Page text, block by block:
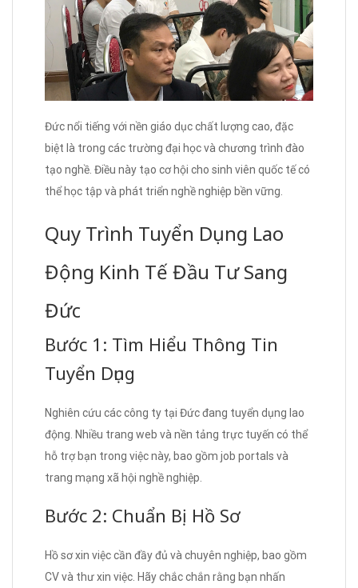
Đức nổi tiếng với nền giáo dục chất lượng cao, đặc
biệt là trong các trường đại học và chương trình đào
tạo nghề. Điều này tạo cơ hội cho sinh viên quốc tế có
thể học tập và phát triển nghề nghiệp bền vững.
Quy Trình Tuyển Dụng Lao
Động Kinh Tế Đầu Tư Sang
Đức
Bước 1: Tìm Hiểu Thông Tin
Tuyển Dụng
Nghiên cứu các công ty tại Đức đang tuyển dụng lao
động. Nhiều trang web và nền tảng trực tuyến có thể
hỗ trợ bạn trong việc này, bao gồm job portals và
trang mạng xã hội nghề nghiệp.
Bước 2: Chuẩn Bị Hồ Sơ
Hồ sơ xin việc cần đầy đủ và chuyên nghiệp, bao gồm
CV và thư xin việc. Hãy chắc chắn rằng bạn nhấn